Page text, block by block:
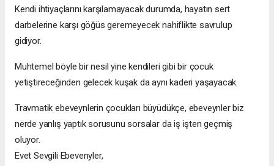
Kendi ihtiyaçlarını karşılamayacak durumda, hayatın sert
darbelerine karşı göğüs geremeyecek nahiflikte savrulup
gidiyor.
Muhtemel böyle bir nesil yine kendileri gibi bir çocuk
yetiştireceğinden gelecek kuşak da aynı kaderi yaşayacak.
Travmatik ebeveynlerin çocukları büyüdükçe, ebeveynler biz
nerde yanlış yaptık sorusunu sorsalar da iş işten geçmiş
oluyor.
Evet Sevgili Ebevenyler,